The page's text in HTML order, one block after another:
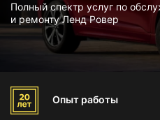
Полный спектр услуг по
и ремонту Ленд Ровер
Опыт работы